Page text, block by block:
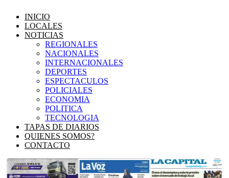
INICIO
LOCALES
NOTICIAS
REGIONALES
NACIONALES
INTERNACIONALES
DEPORTES
ESPECTACULOS
POLICIALES
ECONOMIA
POLITICA
TECNOLOGIA
TAPAS DE DIARIOS
QUIENES SOMOS?
CONTACTO